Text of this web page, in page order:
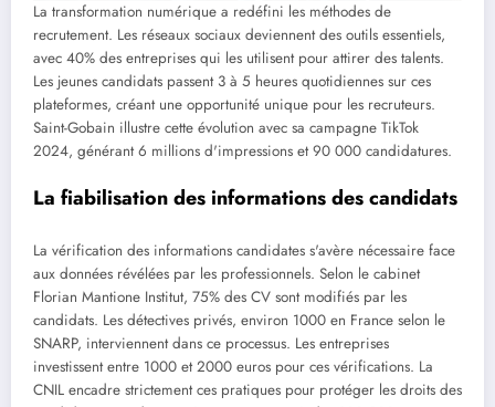
La transformation numérique a redéfini les méthodes de
recrutement. Les réseaux sociaux deviennent des outils essentiels,
avec 40% des entreprises qui les utilisent pour attirer des talents.
Les jeunes candidats passent 3 à 5 heures quotidiennes sur ces
plateformes, créant une opportunité unique pour les recruteurs.
Saint-Gobain illustre cette évolution avec sa campagne TikTok
2024, générant 6 millions d'impressions et 90 000 candidatures.
La fiabilisation des informations des candidats
La vérification des informations candidates s'avère nécessaire face
aux données révélées par les professionnels. Selon le cabinet
Florian Mantione Institut, 75% des CV sont modifiés par les
candidats. Les détectives privés, environ 1000 en France selon le
SNARP, interviennent dans ce processus. Les entreprises
investissent entre 1000 et 2000 euros pour ces vérifications. La
CNIL encadre strictement ces pratiques pour protéger les droits des